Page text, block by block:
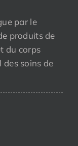
par le
produits de
du corps
des soins de